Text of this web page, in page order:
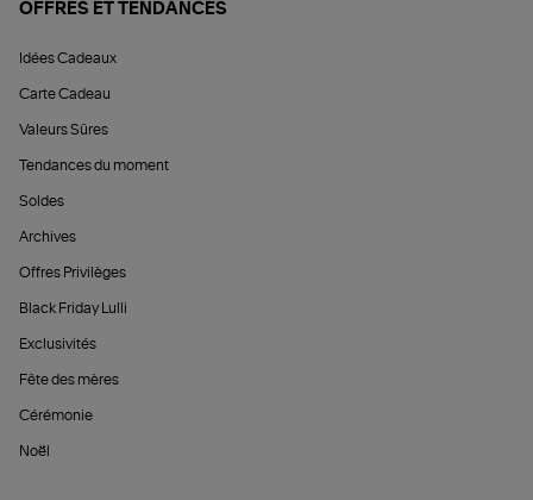
OFFRES ET TENDANCES
Idées Cadeaux
Carte Cadeau
Valeurs Sûres
Tendances du moment
Soldes
Archives
Offres Privilèges
Black Friday Lulli
Exclusivités
Fête des mères
Cérémonie
Noël